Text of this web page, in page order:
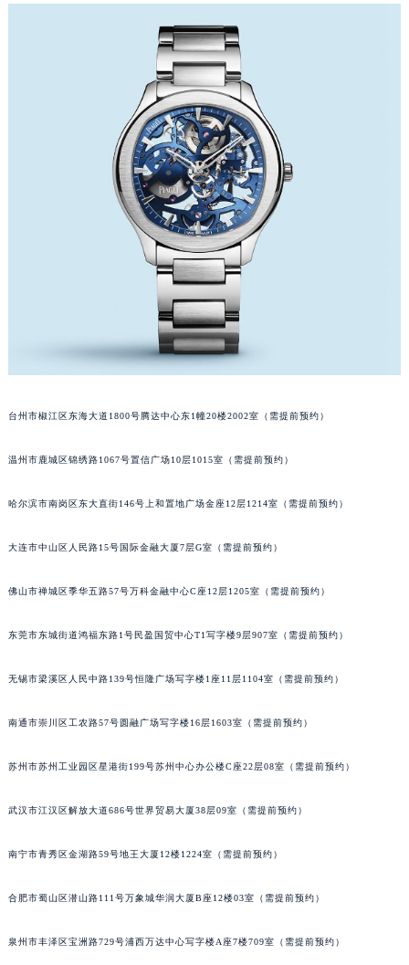
台州市椒江区东海大道1800号腾达中心东1幢20楼2002室（需提前预约）
温州市鹿城区锦绣路1067号置信广场10层1015室（需提前预约）
哈尔滨市南岗区东大直街146号上和置地广场金座12层1214室（需提前预约）
大连市中山区人民路15号国际金融大厦7层G室（需提前预约）
佛山市禅城区季华五路57号万科金融中心C座12层1205室（需提前预约）
东莞市东城街道鸿福东路1号民盈国贸中心T1写字楼9层907室（需提前预约）
无锡市梁溪区人民中路139号恒隆广场写字楼1座11层1104室（需提前预约）
南通市崇川区工农路57号圆融广场写字楼16层1603室（需提前预约）
苏州市苏州工业园区星港街199号苏州中心办公楼C座22层08室（需提前预约）
武汉市江汉区解放大道686号世界贸易大厦38层09室（需提前预约）
南宁市青秀区金湖路59号地王大厦12楼1224室（需提前预约）
合肥市蜀山区潜山路111号万象城华润大厦B座12楼03室（需提前预约）
泉州市丰泽区宝洲路729号浦西万达中心写字楼A座7楼709室（需提前预约）